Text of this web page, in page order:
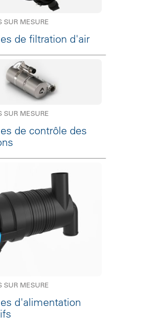
SUR MESURE
de filtration d'air
SUR MESURE
de contrôle des
SUR MESURE
d'alimentation